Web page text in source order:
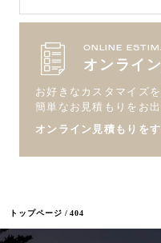
トップページ 404
ONLINE
オンライ
お好きなカスタマイズ
簡単なお見積もりをお
オンライン見積もりを